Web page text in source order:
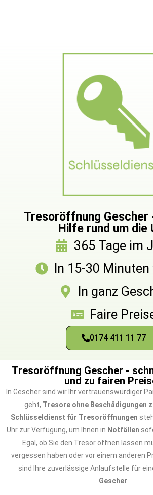
Tresoröffnung Gescher
Hilfe rund um die
365 Tage im
In 15-30
In ganz
Faire
0174 411 11 77
Tresoröffnung Gescher -
und zu fairen
In Gescher sind wir Ihr vertrauenswürdiger
geht, Tresore ohne Beschädigungen
Schlüsseldienst für Tresoröffnungen
Uhr zur Verfügung, um Ihnen in Notfällen
Egal, ob Sie den Tresor öffnen lassen
vergessen haben oder vor einem anderen
sind Ihre zuverlässige Anlaufstelle für
Gescher